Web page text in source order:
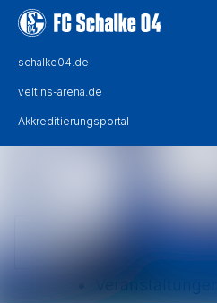
Alle Meldungen
Mediengalerie